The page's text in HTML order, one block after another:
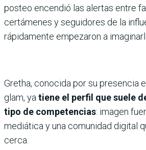
posteo encendió las alertas entre
certámenes y seguidores de la
rápidamente empezaron a
Gretha, conocida por su presencia
glam, yatiene el perfil que suele
tipo de competencias: imagen
mediática y una comunidad digital
cerca.